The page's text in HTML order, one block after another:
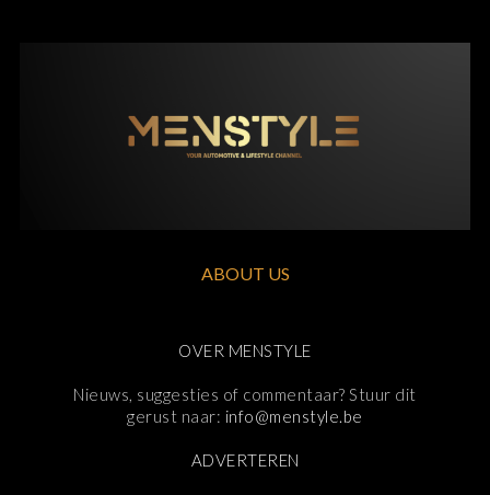
ABOUT US
OVER MENSTYLE
Nieuws, suggesties of commentaar? Stuur dit
gerust naar: info@menstyle.be
ADVERTEREN